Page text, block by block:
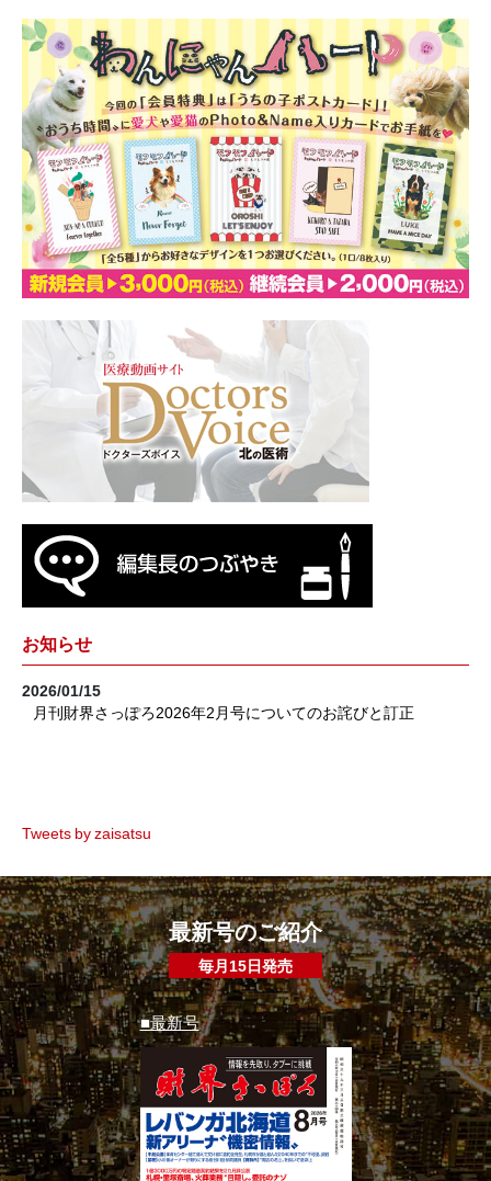
お知らせ
2026/01/15
月刊財界さっぽろ2026年2月号についてのお詫びと訂正
Tweets by zaisatsu
最新号のご紹介
毎月15日発売
■最新号